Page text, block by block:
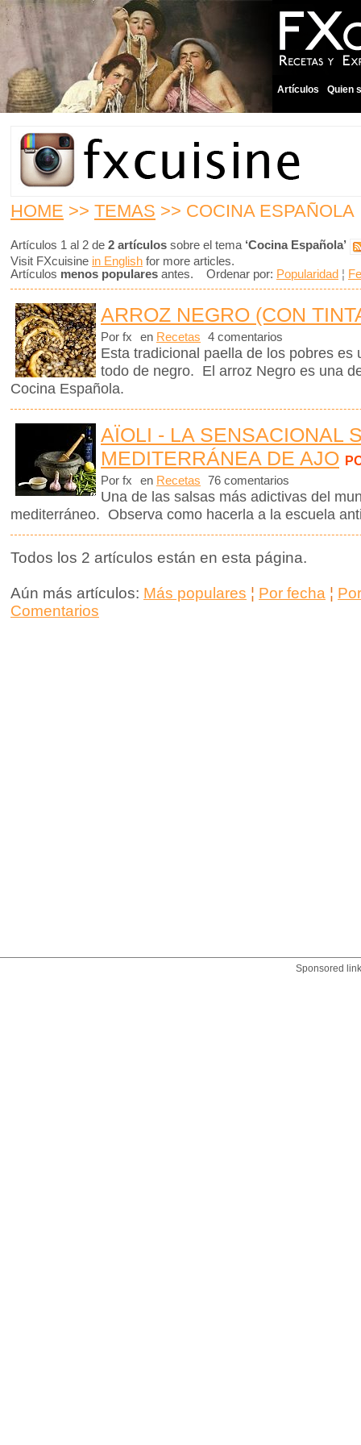
Artículos Quien
HOME >> TEMAS >> COCINA ESPAÑOLA
Artículos 1 al 2 de 2 artículos sobre el tema ‘Cocina Española’
Visit FXcuisine in English for more articles.
Artículos menos populares antes. Ordenar por: Popularidad ¦
ARROZ NEGRO (CON
Por fx en Recetas 4 comentarios
Esta tradicional paella de los pobres es
todo de negro. El arroz Negro es una
Cocina Española.
AÏOLI - LA SENSACIONAL
MEDITERRÁNEA DE AJO
Por fx en Recetas 76 comentarios
Una de las salsas más adictivas del
mediterráneo. Observa como hacerla a la escuela
Todos los 2 artículos están en esta página.
Aún más artículos: Más populares ¦ Por fecha ¦
Comentarios
Sponsored